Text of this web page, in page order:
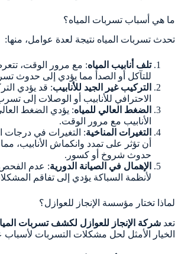
ما هي أسباب تسربات المياه؟
تحدث تسربات المياه نتيجة لعدة عوامل، منها:
تلف أنابيب المياه: مع مرور الوقت،
للتآكل أو الصدأ مما يؤدي إلى حدوث
التركيب غير الجيد للأنابيب: قد يؤدي
الاحترافي للأنابيب أو الوصلات إلى
الضغط العالي للمياه: يؤدي الضغط
الأنابيب مع مرور الوقت.
التغيرات المناخية: التغيرات في درجات
أن تؤثر على تمدد وانكماش الأنابيب،
حدوث شروخ أو كسور.
الإهمال في الصيانة الدورية: عدم
لأنظمة السباكة يؤدي إلى تفاقم
لماذا تختار مؤسسة الإنجاز للعوازل؟
تعد شركة الإنجاز للعوازل لكشف تسربات
الخيار الأمثل لحل مشكلات التسربات لأسباب